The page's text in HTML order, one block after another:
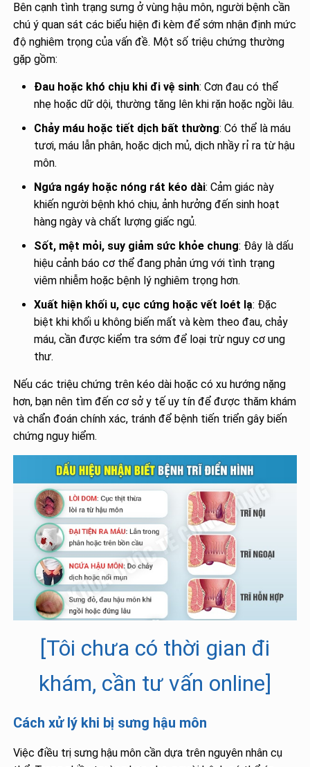
Bên cạnh tình trạng sưng ở vùng hậu môn, người bệnh cần
chú ý quan sát các biểu hiện đi kèm để sớm nhận định mức
độ nghiêm trọng của vấn đề. Một số triệu chứng thường
gặp gồm:
Đau hoặc khó chịu khi đi vệ sinh: Cơn đau có thể
nhẹ hoặc dữ dội, thường tăng lên khi rặn hoặc ngồi lâu.
Chảy máu hoặc tiết dịch bất thường: Có thể là máu
tươi, máu lẫn phân, hoặc dịch mủ, dịch nhầy rỉ ra từ hậu
môn.
Ngứa ngáy hoặc nóng rát kéo dài: Cảm giác này
khiến người bệnh khó chịu, ảnh hưởng đến sinh hoạt
hàng ngày và chất lượng giấc ngủ.
Sốt, mệt mỏi, suy giảm sức khỏe chung: Đây là dấu
hiệu cảnh báo cơ thể đang phản ứng với tình trạng
viêm nhiễm hoặc bệnh lý nghiêm trọng hơn.
Xuất hiện khối u, cục cứng hoặc vết loét lạ: Đặc
biệt khi khối u không biến mất và kèm theo đau, chảy
máu, cần được kiểm tra sớm để loại trừ nguy cơ ung
thư.
Nếu các triệu chứng trên kéo dài hoặc có xu hướng nặng
hơn, bạn nên tìm đến cơ sở y tế uy tín để được thăm khám
và chẩn đoán chính xác, tránh để bệnh tiến triển gây biến
chứng nguy hiểm.
[Tôi chưa có thời gian đi
khám, cần tư vấn online]
Cách xử lý khi bị sưng hậu môn
Việc điều trị sưng hậu môn cần dựa trên nguyên nhân cụ